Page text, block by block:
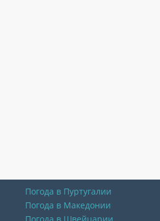
Погода в Пуртугалии
Погода в Македонии